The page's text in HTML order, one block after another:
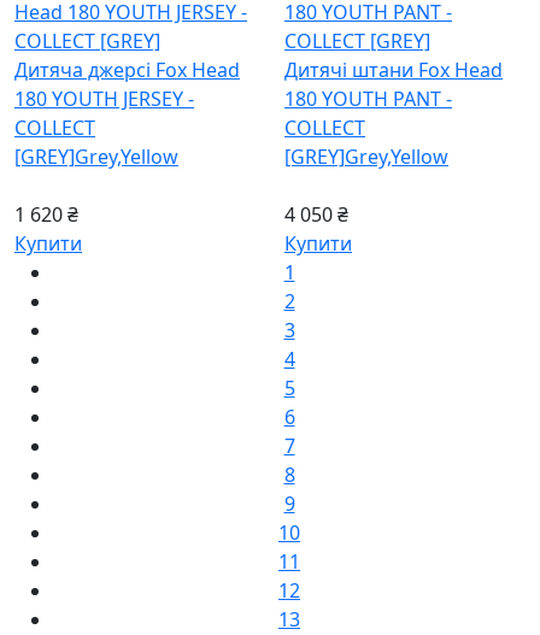
Дитяча джерсі Fox Head
180 YOUTH JERSEY -
COLLECT
[GREY]Grey,Yellow
1 620 ₴
Купити
Дитячі штани Fox Head
180 YOUTH PANT -
COLLECT
[GREY]Grey,Yellow
4 050 ₴
Купити
1
2
3
4
5
6
7
8
9
10
11
12
13